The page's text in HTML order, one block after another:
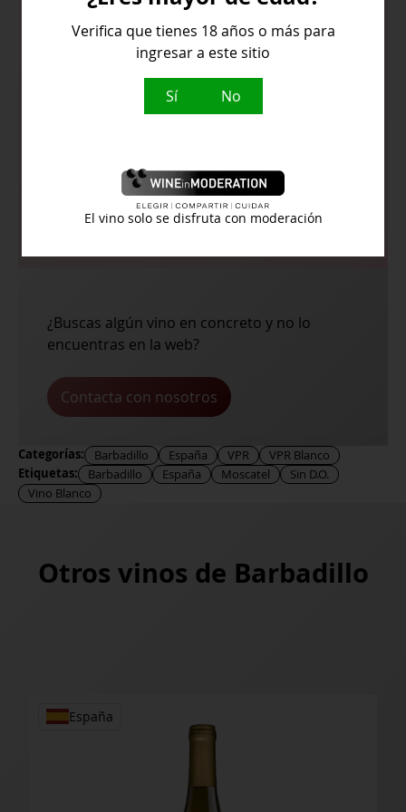
Perfume a rosas, lichis, talco y uva
moscatel.
Temperatura de servicio:8º
¿Buscas algún vino en concreto y no lo
encuentras en la web?
Contacta con nosotros
Categorías: Barbadillo España VPR VPR Blanco
Etiquetas: Barbadillo España Moscatel
Sin D.O.
Vino Blanco
Otros vinos de Barbadillo
Verifica que tienes 18 años o más para
ingresar a este sitio
Sí No
El vino solo se disfruta con moderación